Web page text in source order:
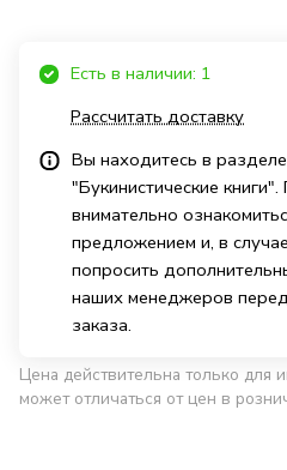
Есть в наличии: 1
Рассчитать доставку
Вы находитесь в разделе
"Букинистические
внимательно
предложением и, в
попросить
наших менеджеров
заказа.
Цена действительна только для
может отличаться от цен в